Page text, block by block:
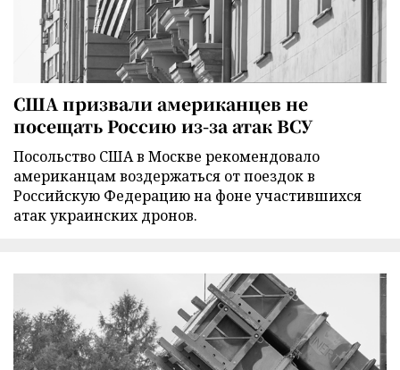
США призвали американцев не
посещать Россию из-за атак ВСУ
Посольство США в Москве рекомендовало
американцам воздержаться от поездок в
Российскую Федерацию на фоне участившихся
атак украинских дронов.